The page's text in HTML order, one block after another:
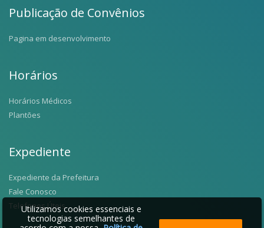
Publicação de Convênios
Pagina em desenvolvimento
Horários
Horários Médicos
Plantões
Expediente
Expediente da Prefeitura
Fale Conosco
Telefones Úteis
Utilizamos cookies essenciais e
tecnologias semelhantes de